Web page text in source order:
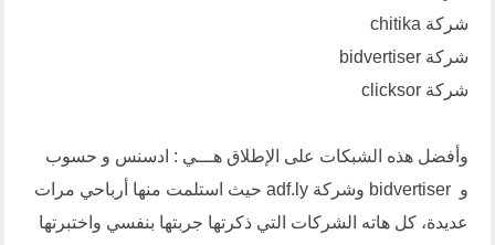
شركة chitika
شركةbidvertiser
شركةclicksor
وأفضل هذه الشبكات على الإطلاق هـــي : ادسنس و حسوب
وbidvertiser وشركة adf.ly
حيث استلمت منها أرباحي مرات
عديدة، كل هاته الشركات التي ذكرتها جربتها بنفسي واختبرتها